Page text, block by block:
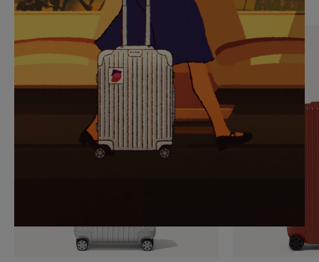
SIE,
UM
ANZUHALTEN
AUFHEBEN
DER
STUMMSCHALTUNG